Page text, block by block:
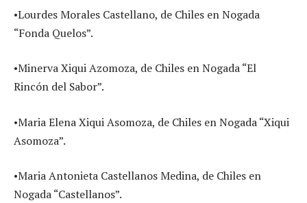
•Lourdes Morales Castellano, de Chiles en Nogada
“Fonda Quelos”.
•Minerva Xiqui Azomoza, de Chiles en Nogada “El
Rincón del Sabor”.
•Maria Elena Xiqui Asomoza, de Chiles en Nogada “Xiqui
Asomoza”.
•Maria Antonieta Castellanos Medina, de Chiles en
Nogada “Castellanos”.